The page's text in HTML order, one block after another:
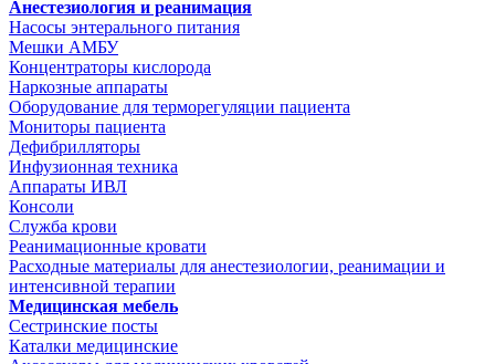
Анестезиология и реанимация
Насосы энтерального питания
Мешки АМБУ
Концентраторы кислорода
Наркозные аппараты
Оборудование для терморегуляции пациента
Мониторы пациента
Дефибрилляторы
Инфузионная техника
Аппараты ИВЛ
Консоли
Служба крови
Реанимационные кровати
Расходные материалы для анестезиологии, реанимации и
интенсивной терапии
Медицинская мебель
Сестринские посты
Каталки медицинские